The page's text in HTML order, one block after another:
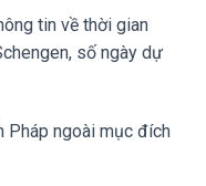
tin về thời gian
số ngày dự
Pháp ngoài mục đích